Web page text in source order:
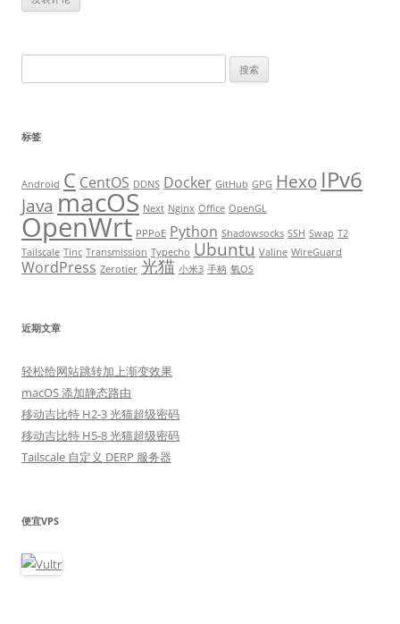
索
标签
Android C CentOS DDNS Docker GitHub GPG Hexo IPv6
Java macOS Next Nginx Office OpenGL
OpenWrt PPPoE Python Shadowsocks SSH Swap T2
Tailscale Tinc Transmission Typecho Ubuntu Valine WireGuard
WordPress Zerotier 光猫 小米3 手柄 氧OS
近期文章
轻松给网站跳转加上渐变效果
macOS 添加静态路由
移动吉比特 H2-3 光猫超级密码
移动吉比特 H5-8 光猫超级密码
Tailscale 自定义 DERP 服务器
便宜VPS